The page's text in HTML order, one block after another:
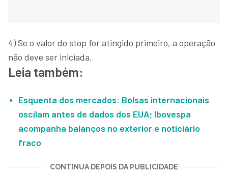
4) Se o valor do stop for atingido primeiro, a operação
não deve ser iniciada.
Leia também:
Esquenta dos mercados: Bolsas internacionais
oscilam antes de dados dos EUA; Ibovespa
acompanha balanços no exterior e noticiário
fraco
CONTINUA DEPOIS DA PUBLICIDADE